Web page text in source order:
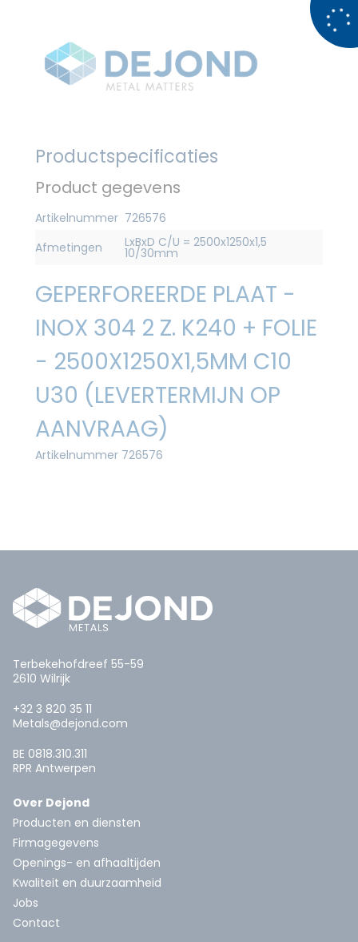
Productspecificaties
Product gegevens
Artikelnummer 726576
Afmetingen
LxBxD C/U = 2500x1250x1,5
10/30mm
GEPERFOREERDE PLAAT -
INOX 304 2 Z. K240 + FOLIE
- 2500X1250X1,5MM C10
U30 (LEVERTERMIJN OP
AANVRAAG)
Artikelnummer 726576
Terbekehofdreef 55-59
2610 Wilrijk
+32 3 820 35 11
Metals@dejond.com
BE 0818.310.311
RPR Antwerpen
Over Dejond
Producten en diensten
Firmagegevens
Openings- en afhaaltijden
Kwaliteit en duurzaamheid
Jobs
Contact